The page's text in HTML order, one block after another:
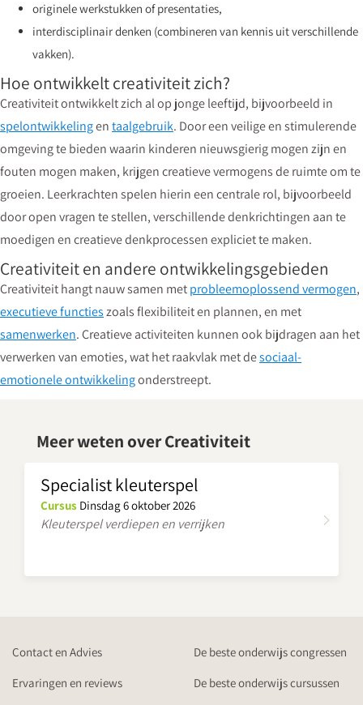
originele werkstukken of presentaties,
interdisciplinair denken (combineren van kennis uit verschillende
vakken).
Hoe ontwikkelt creativiteit zich?
Creativiteit ontwikkelt zich al op jonge leeftijd, bijvoorbeeld in
spelontwikkelingentaalgebruik. Door een veilige en stimulerende
omgeving te bieden waarin kinderen nieuwsgierig mogen zijn en
fouten mogen maken, krijgen creatieve vermogens de ruimte om te
groeien. Leerkrachten spelen hierin een centrale rol, bijvoorbeeld
door open vragen te stellen, verschillende denkrichtingen aan te
moedigen en creatieve denkprocessen expliciet te maken.
Creativiteit en andere ontwikkelingsgebieden
Creativiteit hangt nauw samen metprobleemoplossend vermogen,
executieve functieszoals flexibiliteit en plannen, en met
samenwerken. Creatieve activiteiten kunnen ook bijdragen aan het
verwerken van emoties, wat het raakvlak met desociaal-
emotionele ontwikkelingonderstreept.
Meer weten over Creativiteit
Specialist kleuterspel
Cursus Dinsdag 6 oktober 2026
Kleuterspel verdiepen en verrijken
Contact en Advies
De beste onderwijs congressen
Ervaringen en reviews
De beste onderwijs cursussen